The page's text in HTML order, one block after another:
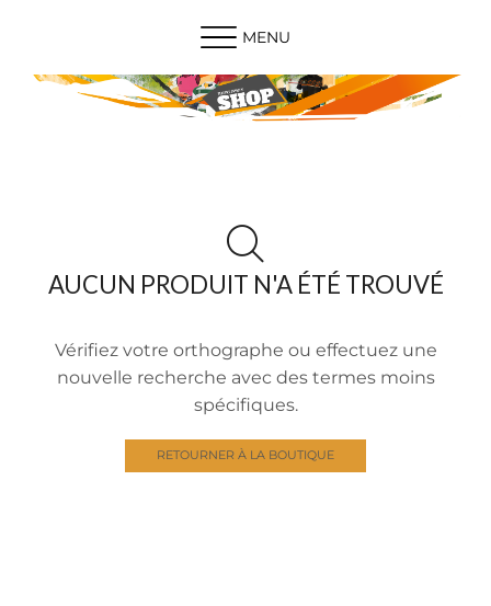
MENU
AUCUN PRODUIT N'A ÉTÉ TROUVÉ
Vérifiez votre orthographe ou effectuez une
nouvelle recherche avec des termes moins
spécifiques.
RETOURNER À LA BOUTIQUE